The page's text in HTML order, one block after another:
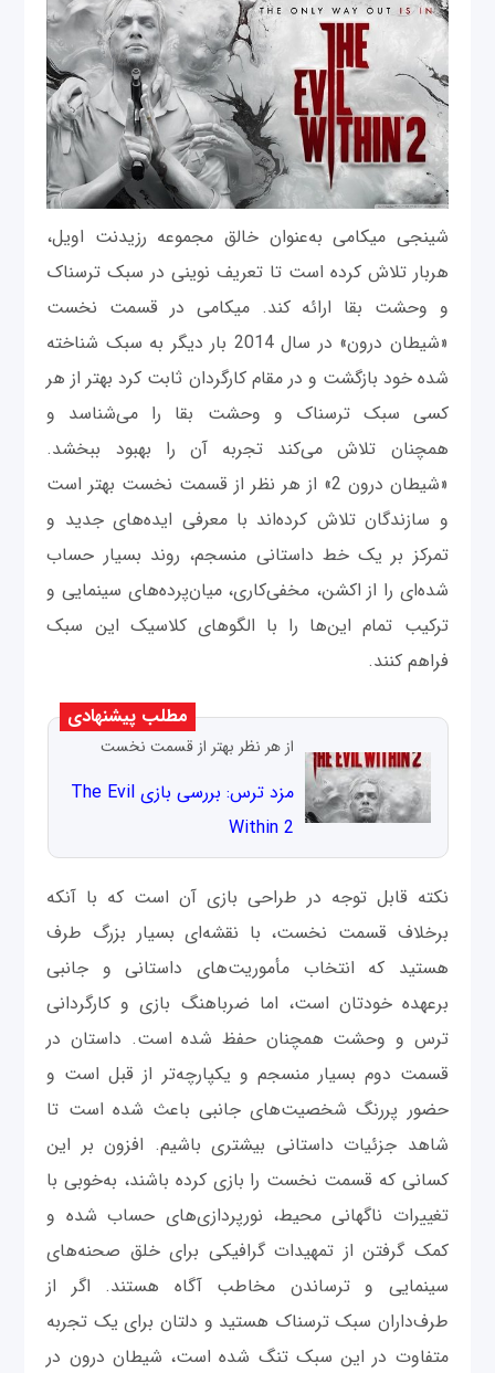
شینجی میکامی به‌عنوان خالق مجموعه رزیدنت اویل،
هربار تلاش کرده است تا تعریف نوینی در سبک ترسناک
و وحشت بقا ارائه کند. میکامی در قسمت نخست
«شیطان درون» در سال 2014 بار دیگر به سبک شناخته‌
شده خود بازگشت و در مقام کارگردان ثابت کرد بهتر از هر
کسی سبک ترسناک و وحشت بقا را می‌شناسد و
همچنان تلاش می‌کند تجربه آن را بهبود ببخشد.
«شیطان درون 2» از هر نظر از قسمت نخست بهتر است
و سازندگان تلاش کرده‌اند با معرفی ایده‌های جدید و
تمرکز بر یک خط داستانی منسجم، روند بسیار حساب‌
شده‌ای را از اکشن، مخفی‌کاری، میان‌پرده‌های سینمایی و
ترکیب تمام این‌ها را با الگوهای کلاسیک این سبک
فراهم کنند.
مطلب پیشنهادی
از هر نظر بهتر از قسمت نخست
مزد ترس: بررسی بازی The Evil
Within 2
نکته قابل توجه در طراحی بازی آن است که با آنکه
برخلاف قسمت نخست، با نقشه‌ای بسیار بزرگ طرف
هستید که انتخاب مأموریت‌های داستانی و جانبی
برعهده خودتان است، اما ضرباهنگ بازی و کارگردانی
ترس و وحشت همچنان حفظ شده است. داستان در
قسمت دوم بسیار منسجم و یکپارچه‌تر از قبل است و
حضور پررنگ شخصیت‌های جانبی باعث شده است تا
شاهد جزئیات داستانی بیشتری باشیم. افزون بر این
کسانی که قسمت نخست را بازی کرده باشند، به‌خوبی با
تغییرات ناگهانی محیط، نورپردازی‌های حساب ‌شده و
کمک گرفتن از تمهیدات گرافیکی برای خلق صحنه‌های
سینمایی و ترساندن مخاطب آگاه هستند. اگر از
طرف‌داران سبک ترسناک هستید و دلتان برای یک تجربه
متفاوت در این سبک تنگ شده است، شیطان درون در